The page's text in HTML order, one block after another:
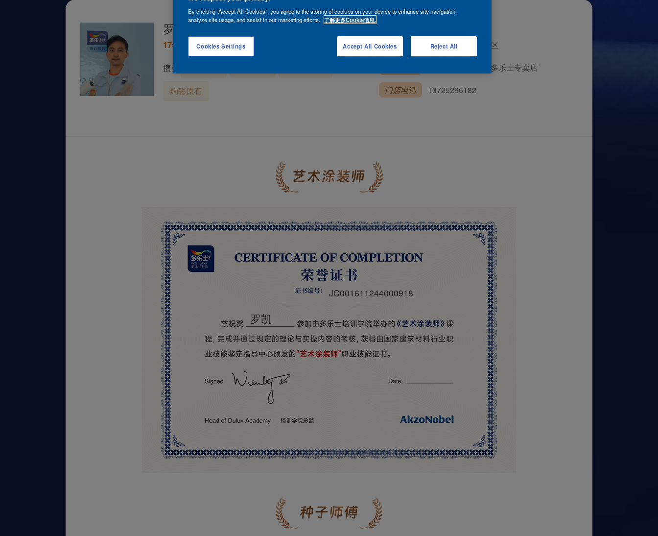
罗凯
17年 从业时间
擅长
绚彩原石
行政区划
广东省广州市白云区
广州市兴丰百福城多乐士专卖店
门店电话
13725296182
JC001611244000918
罗凯
By clicking “Accept All Cookies”, you agree to the storing of cookies on your device to enhance site navigation,
analyze site usage, and assist in our marketing efforts. 了解更多Cookie信息.
Cookies Settings Reject All
Accept All Cookies